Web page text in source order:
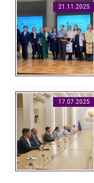
21.11.2025
17.07.2025